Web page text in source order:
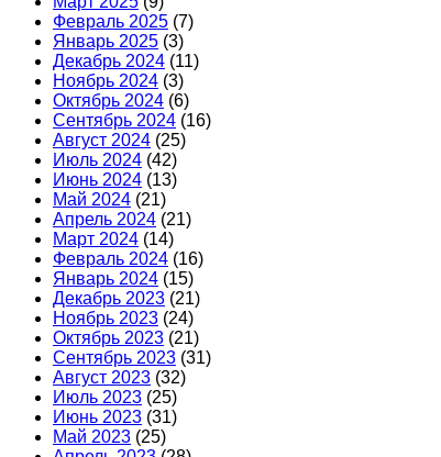
Февраль 2025 (7)
Январь 2025 (3)
Декабрь 2024 (11)
Ноябрь 2024 (3)
Октябрь 2024 (6)
Сентябрь 2024 (16)
Август 2024 (25)
Июль 2024 (42)
Июнь 2024 (13)
Май 2024 (21)
Апрель 2024 (21)
Март 2024 (14)
Февраль 2024 (16)
Январь 2024 (15)
Декабрь 2023 (21)
Ноябрь 2023 (24)
Октябрь 2023 (21)
Сентябрь 2023 (31)
Август 2023 (32)
Июль 2023 (25)
Июнь 2023 (31)
Май 2023 (25)